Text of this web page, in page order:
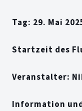
Tag: 29. Mai
Startzeit des
Veranstalter:
Information